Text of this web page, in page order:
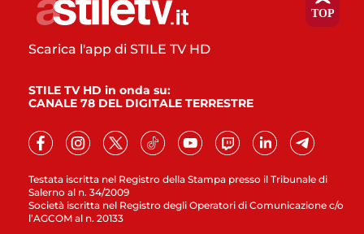
Testata iscritta nel Registro della Stampa presso il Tribunale di
Salerno al n. 34/2009
Società iscritta nel Registro degli Operatori di Comunicazione c/o
l’AGCOM al n. 20133
Scarica l'app di STILE TV HD
STILE TV HD in onda su:
CANALE 78 DEL DIGITALE TERRESTRE